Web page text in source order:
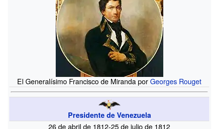
El Generalísimo Francisco de Miranda porGeorges Rouget
Presidente de Venezuela
26 de abril de 1812-25 de julio de 1812